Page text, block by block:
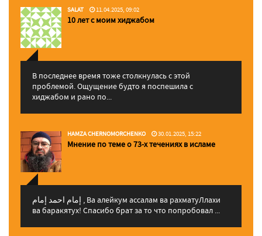
SALAT 11.04.2025, 09:02
10 лет с моим хиджабом
В последнее время тоже столкнулась с этой
проблемой. Ощущение будто я поспешила с
хиджабом и рано по...
HAMZA CHERNOMORCHENKO 30.01.2025, 15:22
Мнение по теме о 73-х течениях в исламе
إمام احمد إمام , Ва алейкум ассалам ва рахматуЛлахи
ва баракятух! Спасибо брат за то что попробовал ...